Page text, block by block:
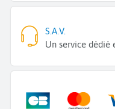
S.A.V.
Un service dédié